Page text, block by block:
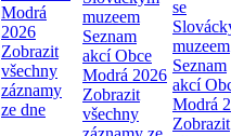
Modrá
2026
Zobrazit
všechny
záznamy
ze dne
muzeem
Seznam
akcí Obce
Modrá 2026
Zobrazit
všechny
se
muzeem
Seznam
akcí
Modrá
Zobrazit